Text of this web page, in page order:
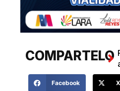
COMPARTELO
Facebook X